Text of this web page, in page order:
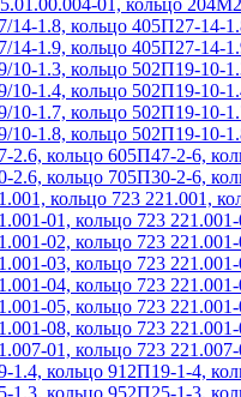
1.8, кольцо 405П27-14-
1.9, кольцо 405П27-14-
1.3, кольцо 502П19-10-
1.4, кольцо 502П19-10-
1.7, кольцо 502П19-10-
1.8, кольцо 502П19-10-
2.6, кольцо 605П47-2-6,
2.6, кольцо 705П30-2-6,
кольцо 723 221.001,
01, кольцо 723
02, кольцо 723
03, кольцо 723
04, кольцо 723
05, кольцо 723
08, кольцо 723
01, кольцо 723
1.4, кольцо 912П19-1-4,
1.3, кольцо 952П25-1-3,